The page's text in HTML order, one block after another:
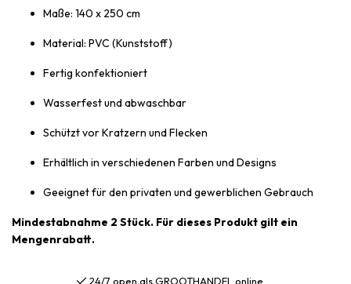
Maße: 140 x 250 cm
Material: PVC (Kunststoff)
Fertig konfektioniert
Wasserfest und abwaschbar
Schützt vor Kratzern und Flecken
Erhältlich in verschiedenen Farben und Designs
Geeignet für den privaten und gewerblichen Gebrauch
Mindestabnahme 2 Stück. Für dieses Produkt gilt ein
Mengenrabatt.
24/7 open als GROOTHANDEL online